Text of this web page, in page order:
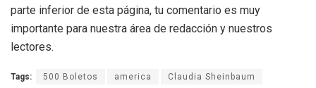
parte inferior de esta página, tu comentario es muy
importante para nuestra área de redacción y nuestros
lectores.
Tags: 500 Boletos america Claudia Sheinbaum